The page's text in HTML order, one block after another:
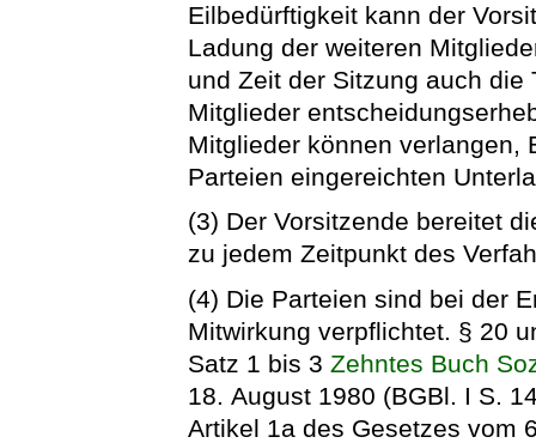
Eilbedürftigkeit kann der
Ladung der weiteren
und Zeit der Sitzung auch
Mitglieder
Mitglieder können verlangen,
Parteien eingereichten
(3) Der Vorsitzende bereitet
zu jedem Zeitpunkt des
(4) Die Parteien sind bei der
Mitwirkung verpflichtet. § 20
Satz 1 bis 3Zehntes Buch
18. August 1980 (BGBl. I S.
Artikel 1a des Gesetzes vom